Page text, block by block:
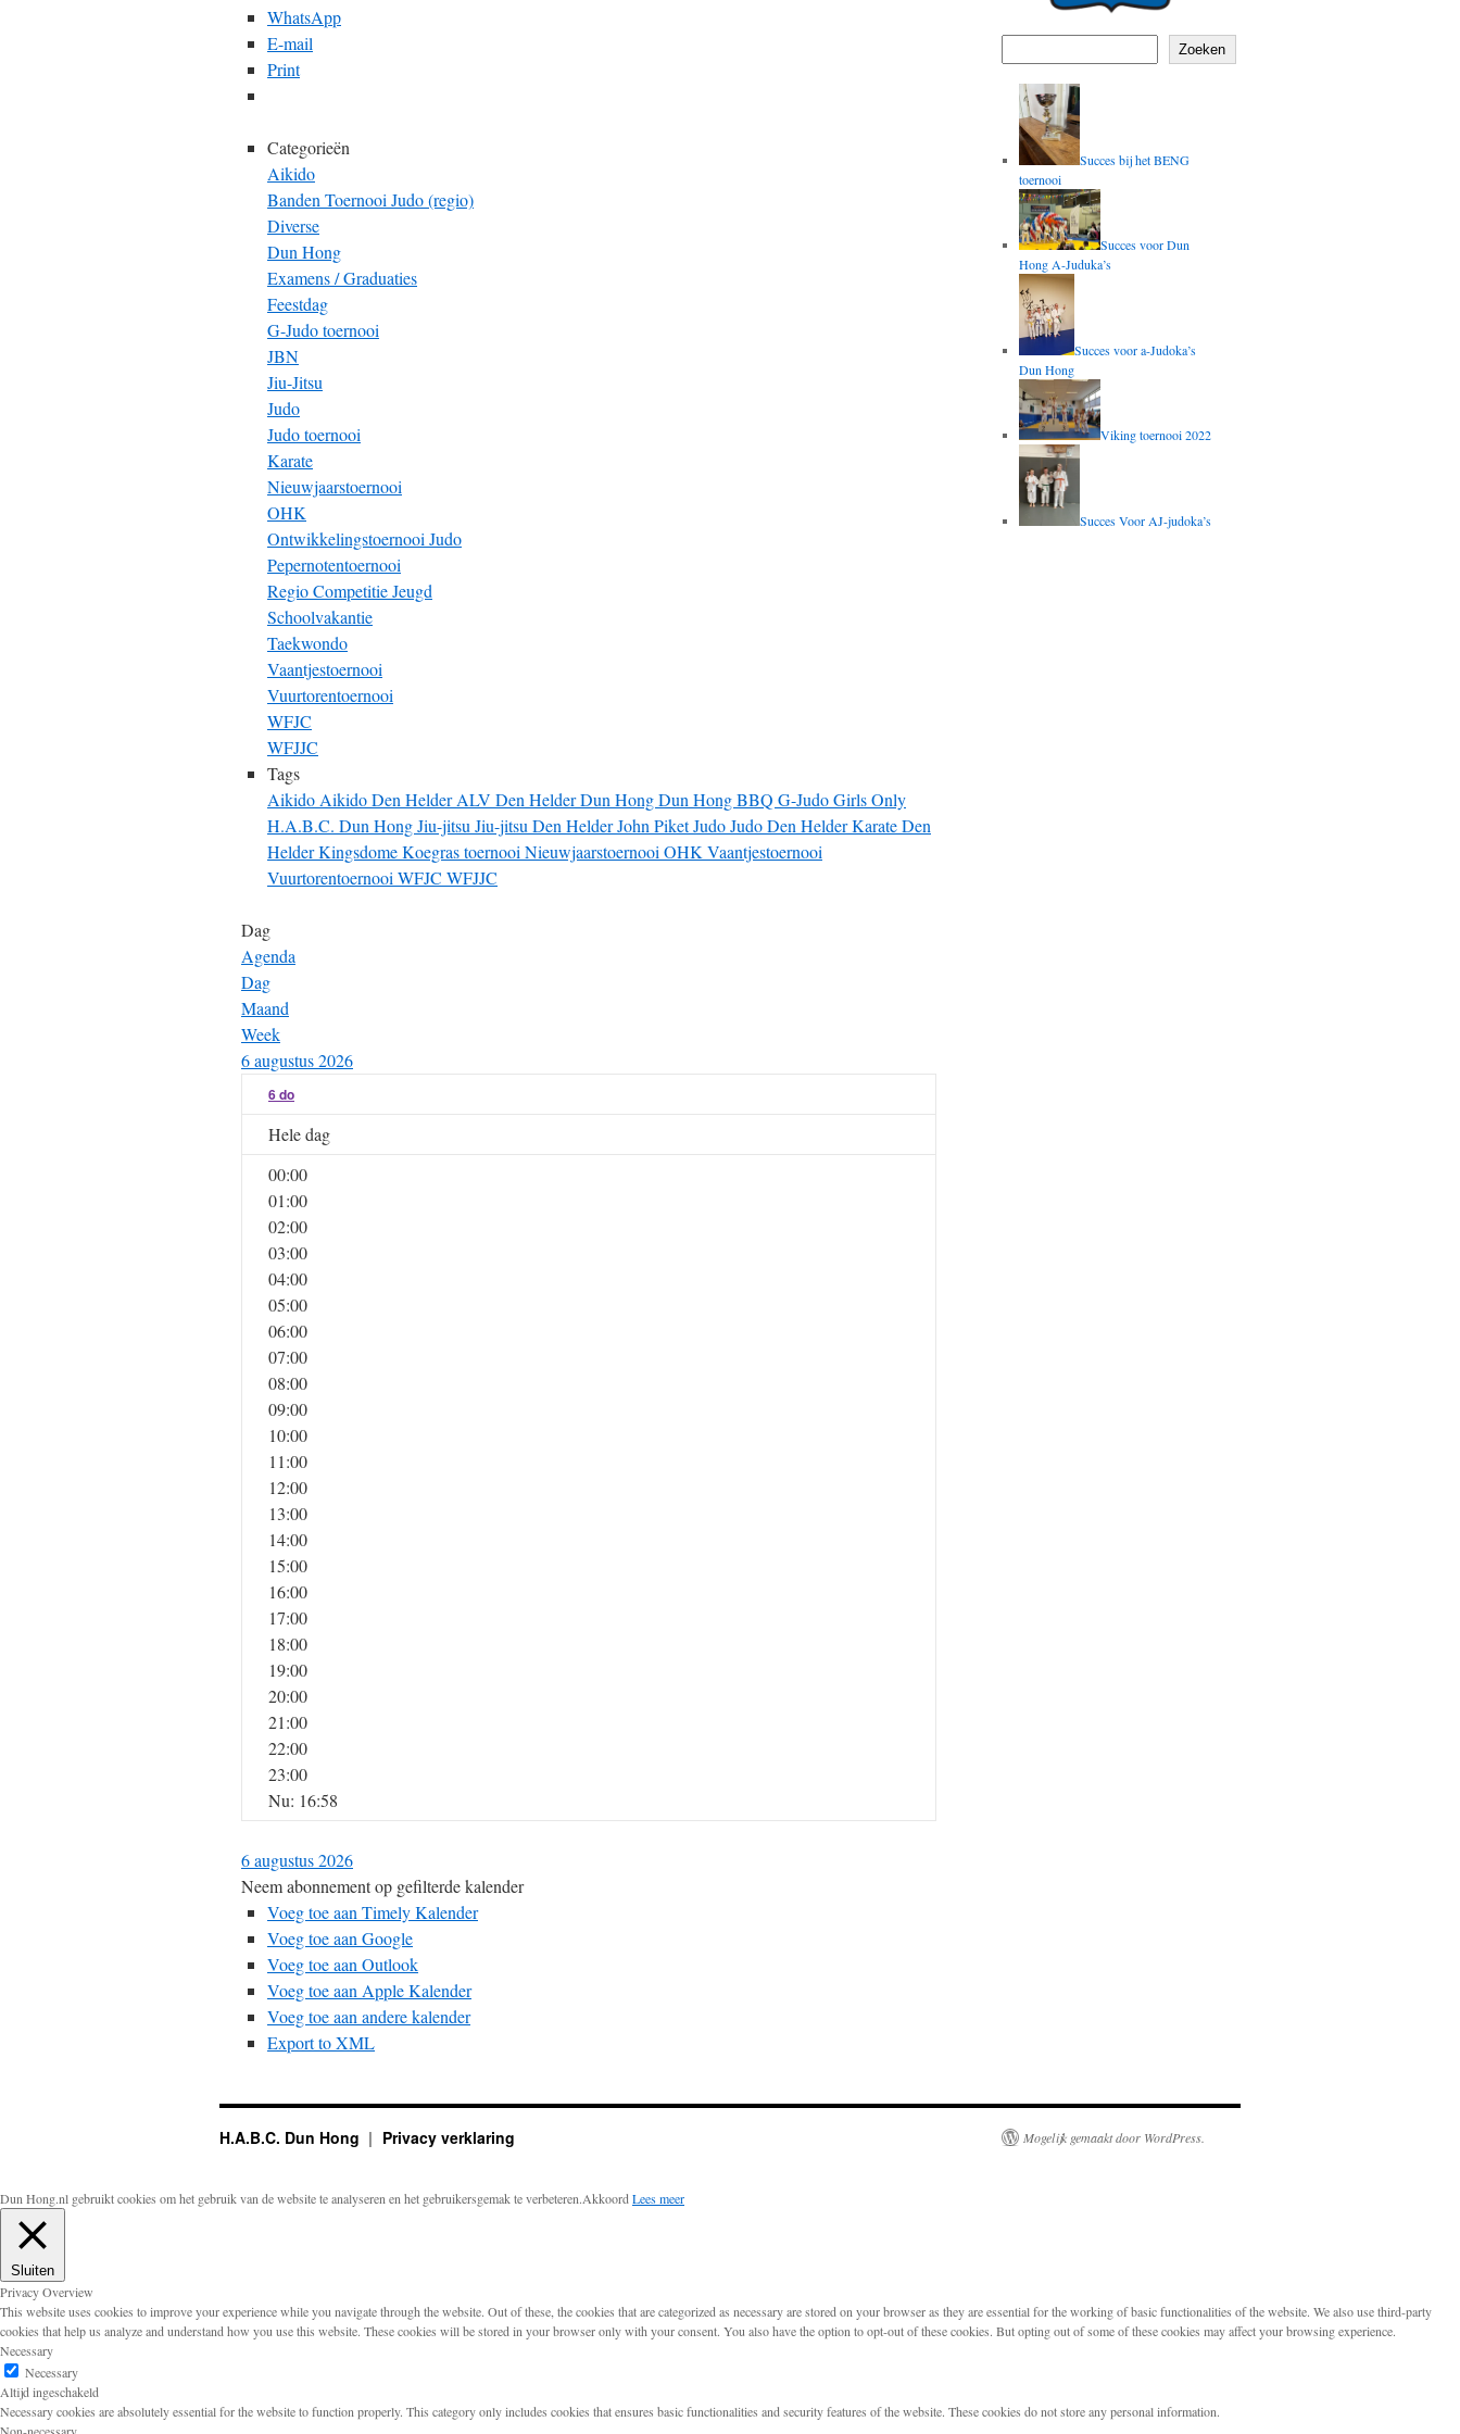
WhatsApp
E-mail
Print
Categorieën
Aikido
Banden Toernooi Judo (regio)
Diverse
Dun Hong
Examens / Graduaties
Feestdag
G-Judo toernooi
JBN
Jiu-Jitsu
Judo
Judo toernooi
Karate
Nieuwjaarstoernooi
OHK
Ontwikkelingstoernooi Judo
Pepernotentoernooi
Regio Competitie Jeugd
Schoolvakantie
Taekwondo
Vaantjestoernooi
Vuurtorentoernooi
WFJC
WFJJC
Tags
Aikido Aikido Den HelderALV Den HelderDun HongDun Hong BBQ G-JudoGirls Only
H.A.B.C. Dun HongJiu-jitsu Jiu-jitsu Den HelderJohn PiketJudoJudo Den HelderKarate Den
HelderKingsdomeKoegras toernooi Nieuwjaarstoernooi OHK Vaantjestoernooi
Vuurtorentoernooi WFJC WFJJC
Dag
Agenda
Dag
Maand
Week
6 augustus 2026
6do
Hele dag
00:00
01:00
02:00
03:00
04:00
05:00
06:00
07:00
08:00
09:00
10:00
11:00
12:00
13:00
14:00
15:00
16:00
17:00
18:00
19:00
20:00
21:00
22:00
23:00
Nu: 16:58
6 augustus 2026
Neem abonnement op gefilterde kalender
Voeg toe aan Timely Kalender
Voeg toe aan Google
Voeg toe aan Outlook
Voeg toe aan Apple Kalender
Voeg toe aan andere kalender
Export to XML
Zoeken
Succes bij het BENG
toernooi
Succes voor Dun
Hong A-Juduka’s
Succes voor a-Judoka’s
Dun Hong
Viking toernooi 2022
Succes Voor AJ-judoka’s
H.A.B.C. Dun Hong Privacy verklaring Mogelijk gemaakt door WordPress.
Dun Hong.nl gebruikt cookies om het gebruik van de website te analyseren en het gebruikersgemak te verbeteren.Akkoord Lees meer
Sluiten
Privacy Overview
This website uses cookies to improve your experience while you navigate through the website. Out of these, the cookies that are categorized as necessary are stored on your browser as they are essential for the working of basic functionalities of the website. We also use third-party
cookies that help us analyze and understand how you use this website. These cookies will be stored in your browser only with your consent. You also have the option to opt-out of these cookies. But opting out of some of these cookies may affect your browsing experience.
Necessary
Necessary
Altijd ingeschakeld
Necessary cookies are absolutely essential for the website to function properly. This category only includes cookies that ensures basic functionalities and security features of the website. These cookies do not store any personal information.